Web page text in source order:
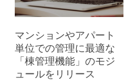
マンションやアパート
単位での管理に最適な
「棟管理機能」のモジ
ュールをリリース